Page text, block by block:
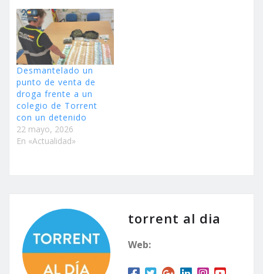
Desmantelado un
punto de venta de
droga frente a un
colegio de Torrent
con un detenido
22 mayo, 2026
En «Actualidad»
torrent al dia
Web: